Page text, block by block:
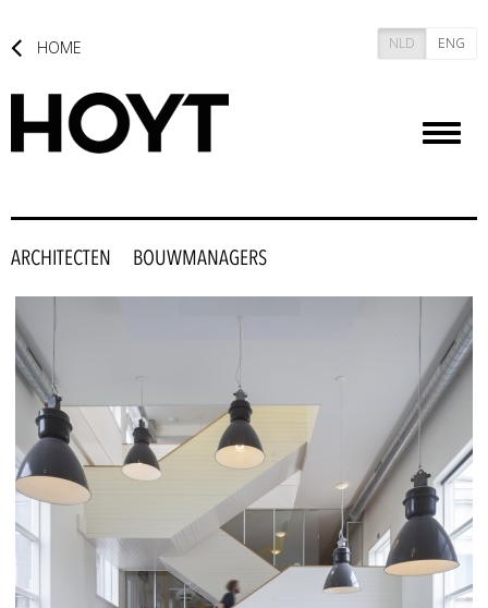
HOME NLD ENG
ARCHITECTEN BOUWMANAGERS